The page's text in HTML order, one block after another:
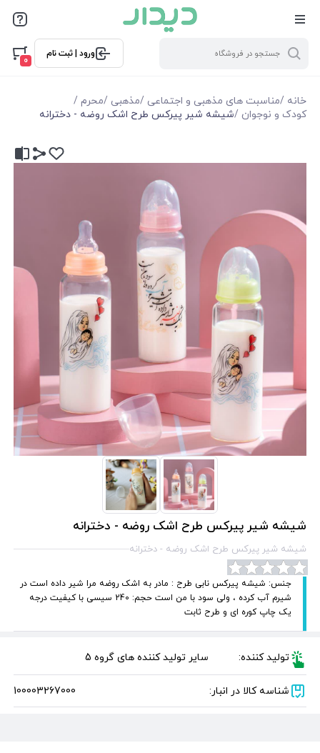
ورود | ثبت نام
0
خانه /مناسبت های مذهبی و اجتماعی /مذهبی /محرم /
کودک و نوجوان /شیشه شیر پیرکس طرح اشک روضه - دخترانه
شیشه شیر پیرکس طرح اشک روضه - دخترانه
شیشه شیر پیرکس طرح اشک روضه - دخترانه
جنس: شیشه پیرکس نابی طرح : مادر به اشک روضه مرا شیر داده است در
شیرم آب کرده ، ولی سود با من است حجم: 240 سیسی با کیفیت درجه
یک چاپ کوره ای و طرح ثابت
تولید کننده: سایر تولید کننده های گروه 5
شناسه کالا در انبار: 100003267000